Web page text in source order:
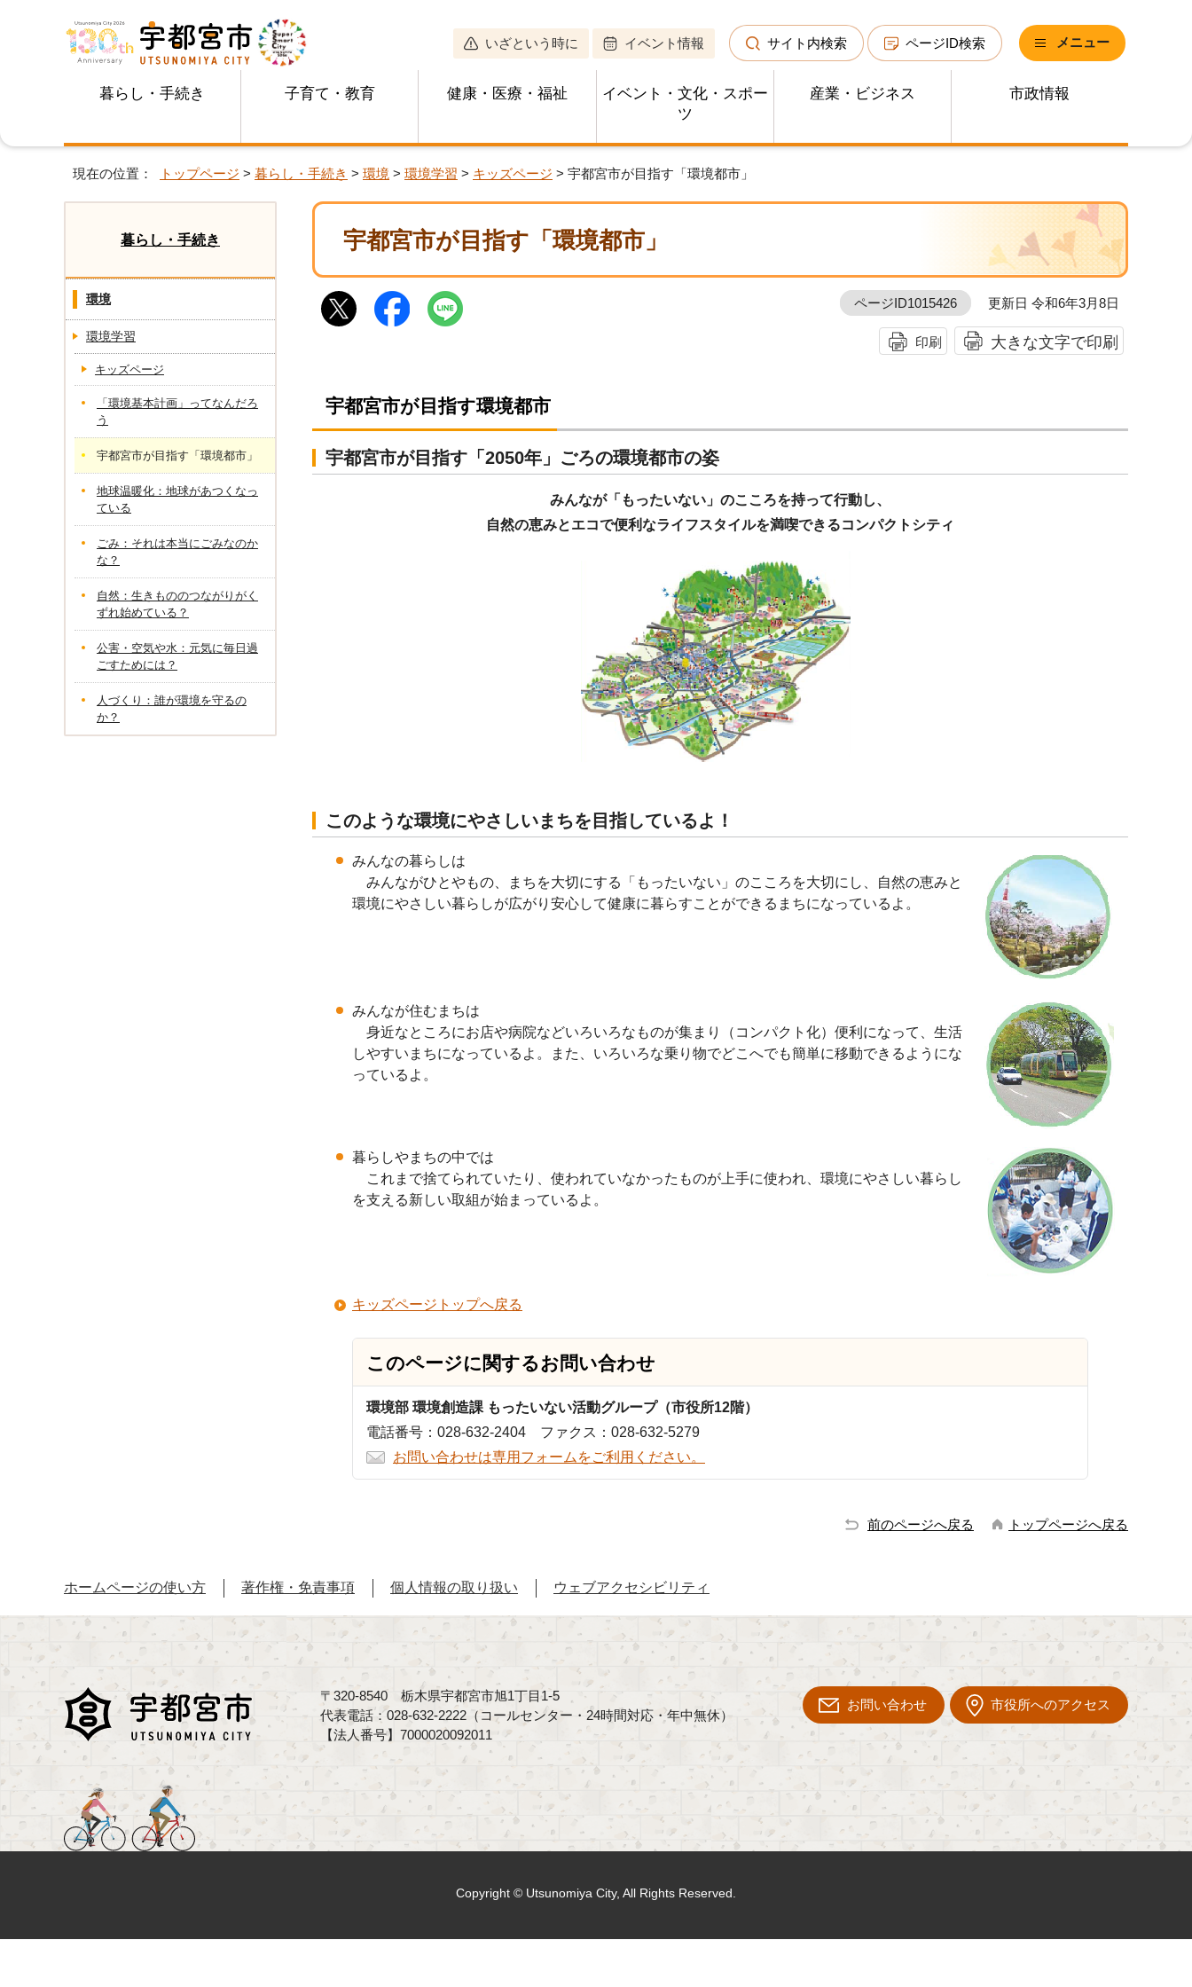
いざという時に イベント情報 サイト内検索 ページID検索 メニュー
暮らし・手続き 子育て・教育 健康・医療・福祉
イベント・文化・スポー
ツ
産業・ビジネス 市政情報
現在の位置： トップページ > 暮らし・手続き > 環境 > 環境学習 > キッズページ > 宇都宮市が目指す「環境都市」
宇都宮市が目指す「環境都市」
ページID1015426 更新日 令和6年3月8日
印刷 大きな文字で印刷
宇都宮市が目指す環境都市
宇都宮市が目指す「2050年」ごろの環境都市の姿
みんなが「もったいない」のこころを持って行動し、
自然の恵みとエコで便利なライフスタイルを満喫できるコンパクトシティ
このような環境にやさしいまちを目指しているよ！
みんなの暮らしは
みんながひとやもの、まちを大切にする「もったいない」のこころを大切にし、自然の恵みと
環境にやさしい暮らしが広がり安心して健康に暮らすことができるまちになっているよ。
みんなが住むまちは
身近なところにお店や病院などいろいろなものが集まり（コンパクト化）便利になって、生活
しやすいまちになっているよ。また、いろいろな乗り物でどこへでも簡単に移動できるようにな
っているよ。
暮らしやまちの中では
これまで捨てられていたり、使われていなかったものが上手に使われ、環境にやさしい暮らし
を支える新しい取組が始まっているよ。
キッズページトップへ戻る
このページに関するお問い合わせ
環境部 環境創造課 もったいない活動グループ（市役所12階）
電話番号：028-632-2404 ファクス：028-632-5279
お問い合わせは専用フォームをご利用ください。
暮らし・手続き
環境
環境学習
キッズページ
「環境基本計画」ってなんだろ
う
宇都宮市が目指す「環境都市」
地球温暖化：地球があつくなっ
ている
ごみ：それは本当にごみなのか
な？
自然：生きもののつながりがく
ずれ始めている？
公害・空気や水：元気に毎日過
ごすためには？
人づくり：誰が環境を守るの
か？
前のページへ戻る トップページへ戻る
ホームページの使い方 著作権・免責事項 個人情報の取り扱い ウェブアクセシビリティ
〒320-8540 栃木県宇都宮市旭1丁目1-5
代表電話：028-632-2222（コールセンター・24時間対応・年中無休）
【法人番号】7000020092011
お問い合わせ 市役所へのアクセス
Copyright © Utsunomiya City, All Rights Reserved.